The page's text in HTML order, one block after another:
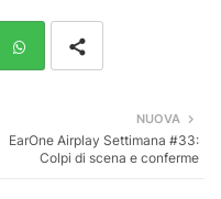
ats
NUOVA
EarOne Airplay Settimana #33:
Colpi di scena e conferme